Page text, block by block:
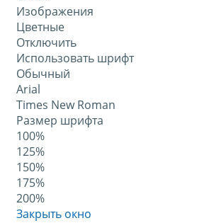
Изображения
Цветные
Отключить
Использовать шрифт
Обычный
Arial
Times New Roman
Размер шрифта
100%
125%
150%
175%
200%
Закрыть окно